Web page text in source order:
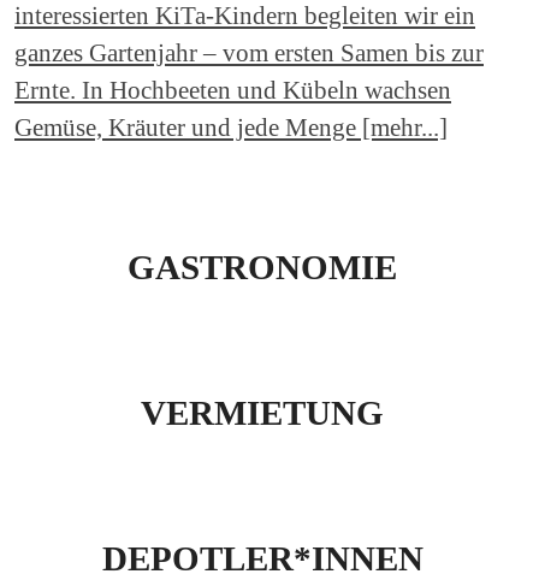
interessierten KiTa-Kindern begleiten wir ein
ganzes Gartenjahr – vom ersten Samen bis zur
Ernte. In Hochbeeten und Kübeln wachsen
Gemüse, Kräuter und jede Menge [mehr...]
GASTRONOMIE
VERMIETUNG
DEPOTLER*INNEN